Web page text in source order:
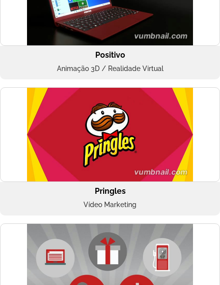
Positivo
Animação 3D / Realidade Virtual
Pringles
Vídeo Marketing